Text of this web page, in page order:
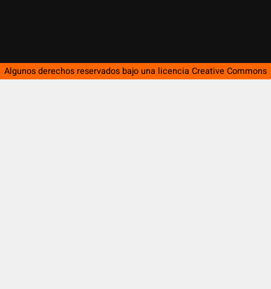
Algunos derechos reservados bajo una licencia Creative Commons